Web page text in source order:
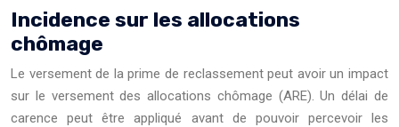
Incidence sur les allocations
chômage
Le versement de la prime de reclassement peut avoir un impact
sur le versement des allocations chômage (ARE). Un délai de
carence peut être appliqué avant de pouvoir percevoir les